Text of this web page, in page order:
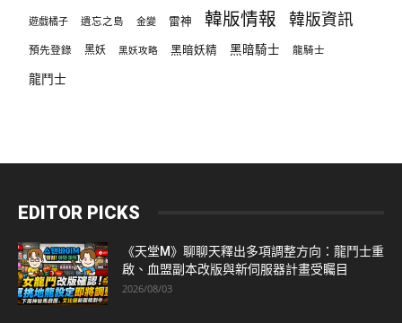
遊戲橘子 遺忘之島 金變 雷神 韓版情報 韓版資訊
預先登錄 黑妖 黑妖攻略 黑暗妖精 黑暗騎士 龍騎士
龍鬥士
EDITOR PICKS
《天堂M》聊聊天釋出多項調整方向：龍鬥士重
啟、血盟副本改版與新伺服器計畫受矚目
2026/08/03